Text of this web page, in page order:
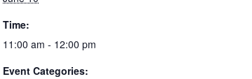
Time:
11:00 am - 12:00 pm
Event Categories: